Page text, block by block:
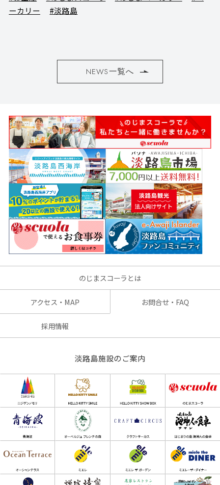
ーカリー
#淡路島
NEWS一覧へ
のじまスコーラとは
アクセス・MAP お問合せ・FAQ
採用情報
淡路島施設のご案内